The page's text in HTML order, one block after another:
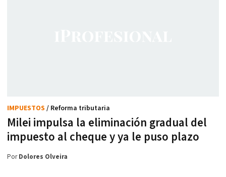
Milei impulsa la eliminación gradual del
impuesto al cheque y ya le puso plazo
IMPUESTOS / Reforma tributaria
PorDolores Olveira